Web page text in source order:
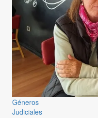
Géneros
Judiciales